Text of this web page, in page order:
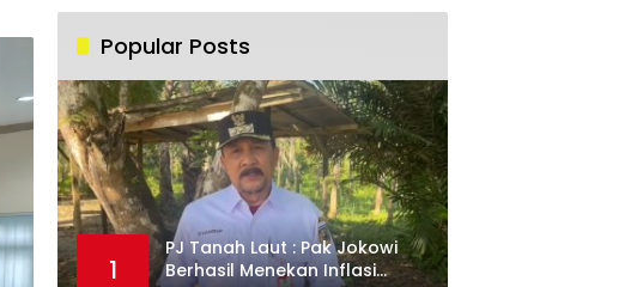
Popular Posts
1
PJ Tanah Laut : Pak Jokowi
Berhasil Menekan Inflasi